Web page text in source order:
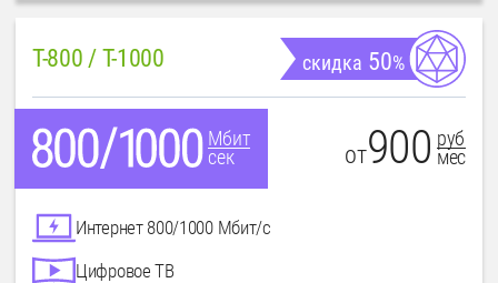
T-800 / T-1000 скидка 50%
Мбит
сек
от900 руб
мес
Интернет 800/1000 Мбит/с
Цифровое ТВ